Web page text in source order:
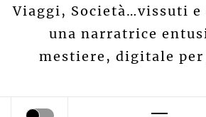
Viaggi, Società…vissuti e
una narratrice
mestiere, digitale per